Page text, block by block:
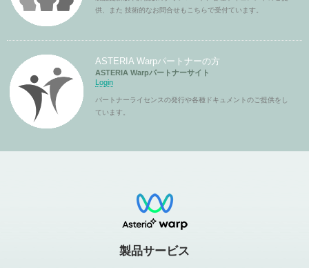
供、また 技術的なお問合せもこちらで受付ています。
ASTERIA Warpパートナーの方
ASTERIA Warpパートナーサイト
Login
パートナーライセンスの発行や各種ドキュメントのご提供をし
ています。
製品サービス